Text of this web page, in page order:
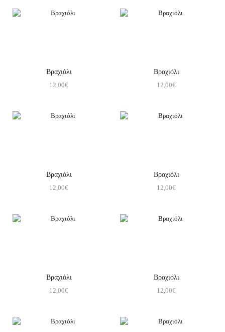
Βραχιόλι
12,00€
Βραχιόλι
12,00€
Βραχιόλι
12,00€
Βραχιόλι
12,00€
Βραχιόλι
12,00€
Βραχιόλι
12,00€